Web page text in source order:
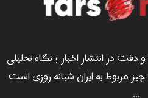
نیوز 24 سرعت و دقت در انتشار اخبار ؛ نگاه تحلیلی
مربوط به ایران شبانه روزی است